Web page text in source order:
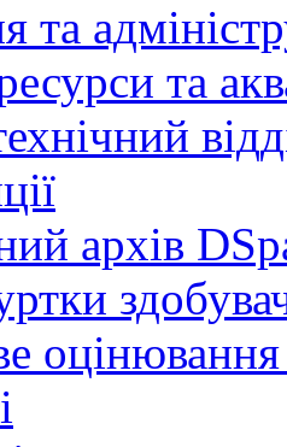
та
та
архів
оцінювання